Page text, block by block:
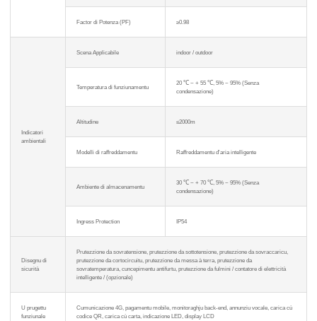
Factor di Potenza (PF) ≥0.98
Indicatori
ambientali
Scena Applicabile indoor / outdoor
Temperatura di funziunamentu
20 ℃ ~ + 55 ℃, 5% ~ 95% (Senza
condensazione)
Altitudine ≤2000m
Modelli di raffreddamentu Raffreddamentu d'aria intelligente
Ambiente di almacenamentu
30 ℃ ~ + 70 ℃, 5% ~ 95% (Senza
condensazione)
Ingress Protection IP54
Disegnu di
sicurità
Prutezzione da sovratensione, prutezzione da sottotensione, prutezzione da sovraccaricu,
prutezzione da cortocircuitu, prutezzione da messa à terra, prutezzione da
sovratemperatura, cuncepimentu antifurtu, prutezzione da fulmini / contatore di elettricità
intelligente / (opzionale)
U prugettu
funziunale
Cumunicazione 4G, pagamentu mobile, monitoraghju back-end, annunziu vocale, carica cù
codice QR, carica cù carta, indicazione LED, display LCD